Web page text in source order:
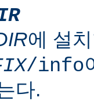
에 설
/info
다.